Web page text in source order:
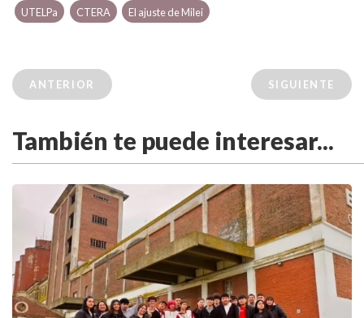
UTELPa CTERA El ajuste de Milei
ANTERIOR SIGUIENTE
También te puede interesar...